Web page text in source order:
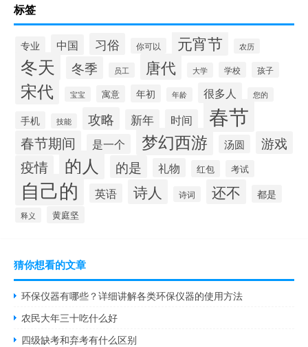
标签
专业 中国 习俗 你可以 元宵节 农历
冬天 冬季 员工 唐代 大学 学校 孩子
宋代 宝宝 寓意 年初 年龄 很多人 您的
手机 技能 攻略 新年 时间 春节
春节期间 是一个 梦幻西游 汤圆 游戏
疫情 的人 的是 礼物 红包 考试
自己的 英语 诗人 诗词 还不 都是
释义 黄庭坚
猜你想看的文章
环保仪器有哪些？详细讲解各类环保仪器的使用方法
农民大年三十吃什么好
四级缺考和弃考有什么区别